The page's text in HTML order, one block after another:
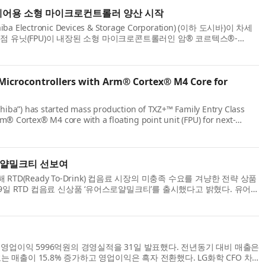
용 소형 마이크로컨트롤러 양산 시작
Electronic Devices & Storage Corporation) (이하 도시바)이 차세
유닛(FPU)이 내장된 소형 마이크로콘트롤러인 암® 코르텍스®-
with Arm® Cortex® M4 Core for
has started mass production of TXZ+™ Family Entry Class
Cortex® M4 core with a floating point unit (FPU) for next-
밀크티 선보여
RTD(Ready To-Drink) 컵음료 시장의 미충족 수요를 겨냥한 전략 상품
RTD 컵음료 신상품 ‘유어스로얄밀크티’를 출시했다고 밝혔다. 유어스
이익 5996억원의 경영실적을 31일 발표했다. 전년동기 대비 매출은
매출이 15.8% 증가하고 영업이익은 흑자 전환했다. LG화학 CFO 차동